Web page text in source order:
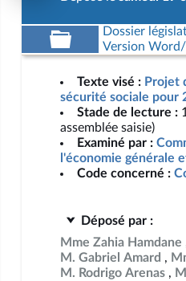
Dossier
Version
Texte visé : Projet
sécurité sociale pour
Stade de lecture :
assemblée saisie)
Examiné par :
l'économie générale
Code concerné :
Déposé par :
Mme Zahia Hamdane
M. Gabriel Amard
M. Rodrigo Arenas